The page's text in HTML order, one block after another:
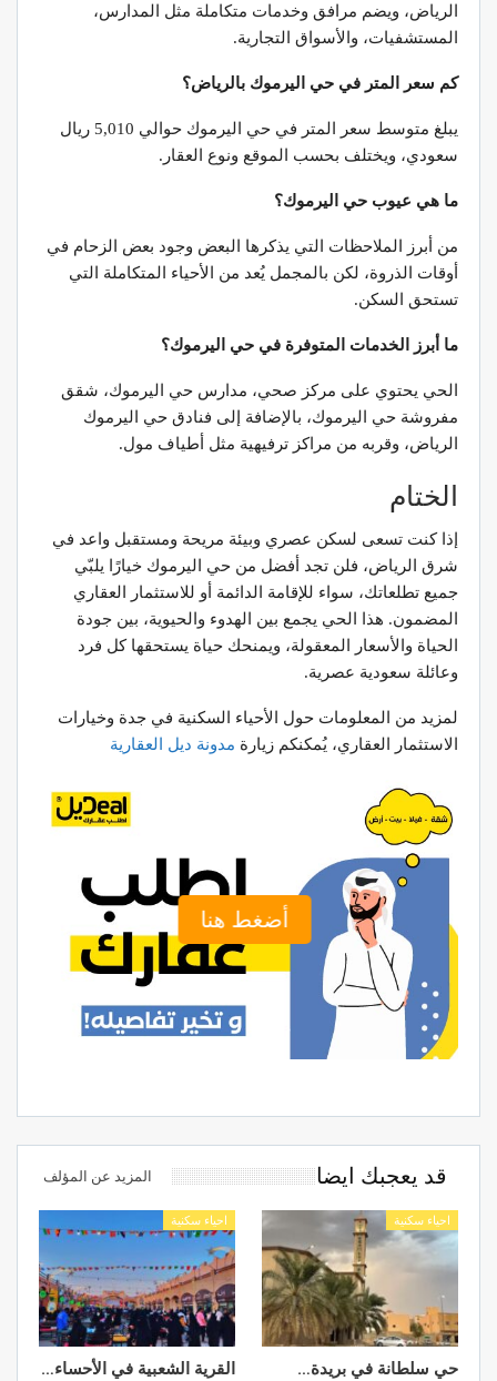
الرياض، ويضم مرافق وخدمات متكاملة مثل المدارس،
المستشفيات، والأسواق التجارية.
كم سعر المتر في حي اليرموك بالرياض؟
يبلغ متوسط سعر المتر في حي اليرموك حوالي 5,010 ريال
سعودي، ويختلف بحسب الموقع ونوع العقار.
ما هي عيوب حي اليرموك؟
من أبرز الملاحظات التي يذكرها البعض وجود بعض الزحام في
أوقات الذروة، لكن بالمجمل يُعد من الأحياء المتكاملة التي
تستحق السكن.
ما أبرز الخدمات المتوفرة في حي اليرموك؟
الحي يحتوي على مركز صحي، مدارس حي اليرموك، شقق
مفروشة حي اليرموك، بالإضافة إلى فنادق حي اليرموك
الرياض، وقربه من مراكز ترفيهية مثل أطياف مول.
الختام
إذا كنت تسعى لسكن عصري وبيئة مريحة ومستقبل واعد في
شرق الرياض، فلن تجد أفضل من حي اليرموك خيارًا يلبّي
جميع تطلعاتك، سواء للإقامة الدائمة أو للاستثمار العقاري
المضمون. هذا الحي يجمع بين الهدوء والحيوية، بين جودة
الحياة والأسعار المعقولة، ويمنحك حياة يستحقها كل فرد
وعائلة سعودية عصرية.
لمزيد من المعلومات حول الأحياء السكنية في جدة وخيارات
الاستثمار العقاري، يُمكنكم زيارة مدونة ديل العقارية
أضغط هنا
قد يعجبك ايضا المزيد عن المؤلف
احياء سكنية
حي سلطانة في بريدة…
احياء سكنية
القرية الشعبية في الأحساء…